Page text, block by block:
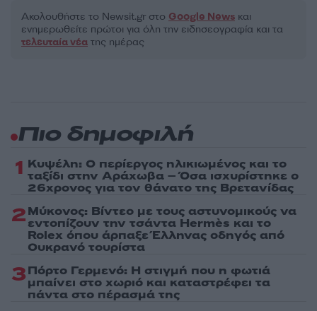
Ακολουθήστε το Νewsit.gr στο Google News και
ενημερωθείτε πρώτοι για όλη την ειδησεογραφία και τα
τελευταία νέα της ημέρας
Πιο δημοφιλή
1 Κυψέλη: Ο περίεργος ηλικιωμένος και το
ταξίδι στην Αράχωβα – Όσα ισχυρίστηκε ο
26χρονος για τον θάνατο της Βρετανίδας
2Μύκονος: Βίντεο με τους αστυνομικούς να
εντοπίζουν την τσάντα Hermès και το
Rolex όπου άρπαξε Έλληνας οδηγός από
Ουκρανό τουρίστα
3Πόρτο Γερμενό: Η στιγμή που η φωτιά
μπαίνει στο χωριό και καταστρέφει τα
πάντα στο πέρασμά της